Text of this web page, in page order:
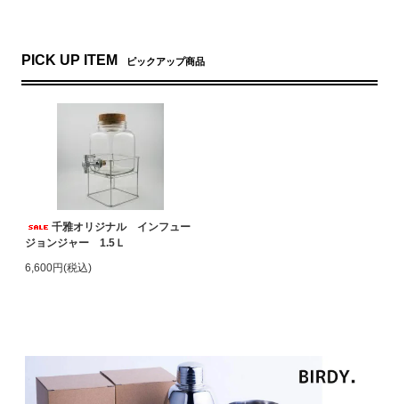
PICK UP ITEM ピックアップ商品
千雅オリジナル インフュー
ジョンジャー 1.5Ｌ
6,600円(税込)